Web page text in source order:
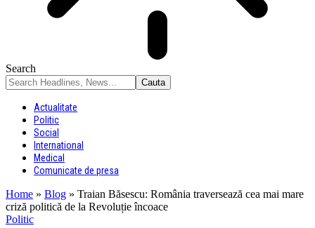
Search
Actualitate
Politic
Social
International
Medical
Comunicate de presa
Home » Blog » Traian Băsescu: România traversează cea mai mare
criză politică de la Revoluție încoace
Politic